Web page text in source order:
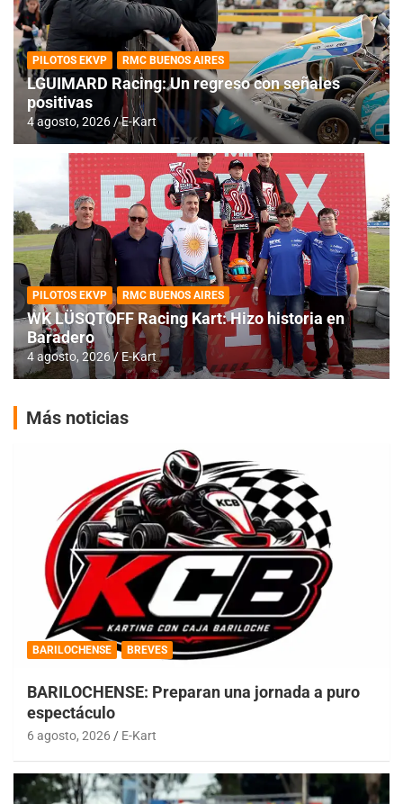
PILOTOS EKVP RMC BUENOS AIRES
LGUIMARD Racing: Un regreso con señales
positivas
4 agosto, 2026 E-Kart
PILOTOS EKVP RMC BUENOS AIRES
WK LÜSQTOFF Racing Kart: Hizo historia en
Baradero
4 agosto, 2026 E-Kart
Más noticias
BARILOCHENSE BREVES
BARILOCHENSE: Preparan una jornada a puro
espectáculo
6 agosto, 2026 E-Kart